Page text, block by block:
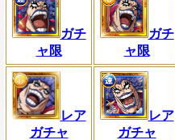
ガチ
ャ限
ガチ
ャ限
レア
ガチャ
レア
ガチャ